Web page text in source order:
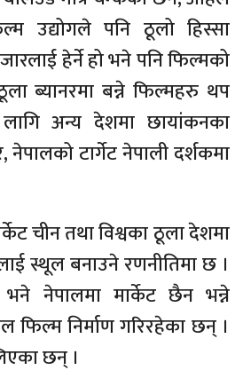
उद्योगले पनि ठूलो हिस्सा
हेर्ने हो भने पनि फिल्मको
ब्यानरमा बन्ने फिल्महरु थप
अन्य देशमा छायांकनका
नेपालको टार्गेट नेपाली दर्शकमा
चीन तथा विश्वका ठूला देशमा
स्थूल बनाउने रणनीतिमा छ ।
नेपालमा मार्केट छैन भन्ने
फिल्म निर्माण गरिरहेका छन् ।
छन् ।